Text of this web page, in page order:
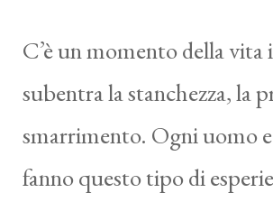
C’è un momento della vita
subentra la stanchezza, la
smarrimento. Ogni uomo
fanno questo tipo di